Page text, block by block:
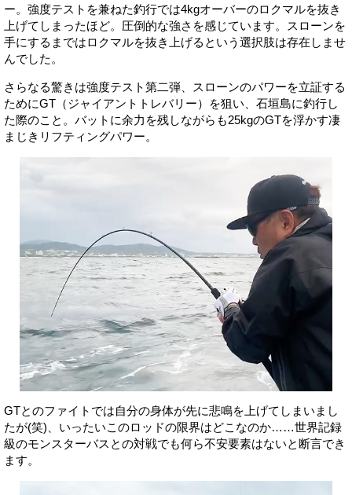
ー。強度テストを兼ねた釣行では4kgオーバーのロクマルを抜き
上げてしまったほど。圧倒的な強さを感じています。スローンを
手にするまではロクマルを抜き上げるという選択肢は存在しませ
んでした。
さらなる驚きは強度テスト第二弾、スローンのパワーを立証する
ためにGT（ジャイアントトレバリー）を狙い、石垣島に釣行し
た際のこと。バットに余力を残しながらも25kgのGTを浮かす凄
まじきリフティングパワー。
GTとのファイトでは自分の身体が先に悲鳴を上げてしまいまし
たが(笑)、いったいこのロッドの限界はどこなのか……世界記録
級のモンスターバスとの対戦でも何ら不安要素はないと断言でき
ます。